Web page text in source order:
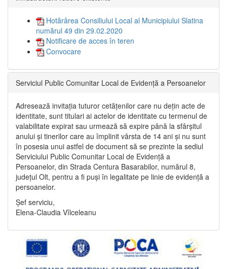
Hotărârea Consiliului Local al Municipiului Slatina
numărul 49 din 29.02.2020
Notificare de acces în teren
Convocare
Serviciul Public Comunitar Local de Evidență a Persoanelor
Adresează invitația tuturor cetățenilor care nu dețin acte de
identitate, sunt titulari ai actelor de identitate cu termenul de
valabilitate expirat sau urmează să expire până la sfârșitul
anului și tinerilor care au împlinit vârsta de 14 ani și nu sunt
în posesia unui astfel de document să se prezinte la sediul
Serviciului Public Comunitar Local de Evidență a
Persoanelor, din Strada Centura Basarabilor, numărul 8,
județul Olt, pentru a fi puși în legalitate pe linie de evidență a
persoanelor.
Șef serviciu,
Elena-Claudia Vîlceleanu